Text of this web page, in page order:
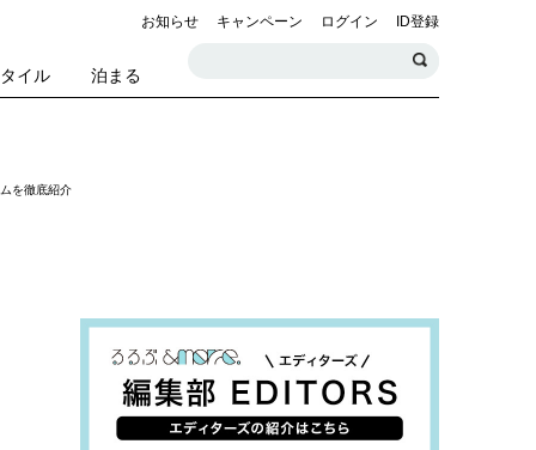
お知らせ キャンペーン ログイン ID登録
イル 泊まる
を徹底紹介